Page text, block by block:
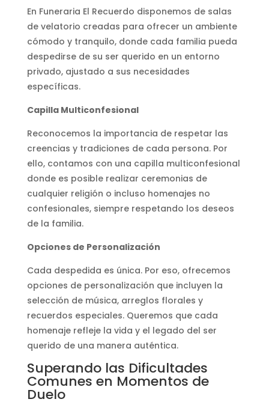
En Funeraria El Recuerdo disponemos de salas
de velatorio creadas para ofrecer un ambiente
cómodo y tranquilo, donde cada familia pueda
despedirse de su ser querido en un entorno
privado, ajustado a sus necesidades
específicas.
Capilla Multiconfesional
Reconocemos la importancia de respetar las
creencias y tradiciones de cada persona. Por
ello, contamos con una capilla multiconfesional
donde es posible realizar ceremonias de
cualquier religión o incluso homenajes no
confesionales, siempre respetando los deseos
de la familia.
Opciones de Personalización
Cada despedida es única. Por eso, ofrecemos
opciones de personalización que incluyen la
selección de música, arreglos florales y
recuerdos especiales. Queremos que cada
homenaje refleje la vida y el legado del ser
querido de una manera auténtica.
Superando las Dificultades
Comunes en Momentos de
Duelo